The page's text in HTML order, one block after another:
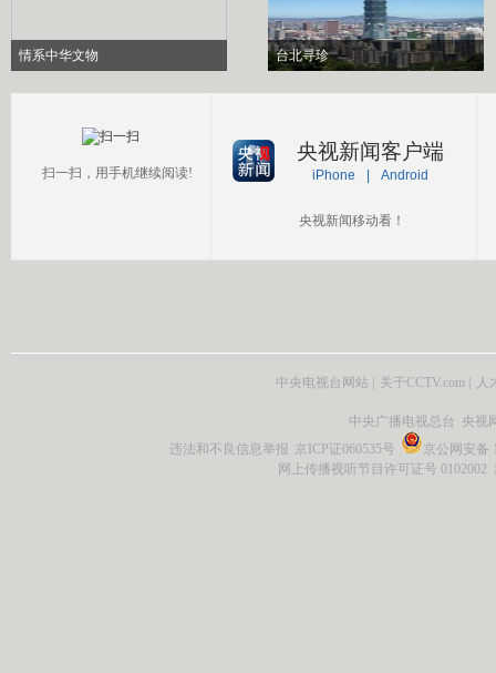
情系中华文物 台北寻珍
扫一扫，用手机继续阅读!
央视新闻客户端
iPhone | Android
央视新闻移动看！
中央电视台网站 | 关于CCTV.com | 人
中央广播电视总台 央视
违法和不良信息举报 京ICP证060535号
京公网安备
网上传播视听节目许可证号 0102002